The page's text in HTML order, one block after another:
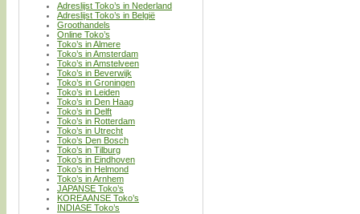
Adreslijst Toko’s in Nederland
Adreslijst Toko’s in België
Groothandels
Online Toko’s
Toko’s in Almere
Toko’s in Amsterdam
Toko’s in Amstelveen
Toko’s in Beverwijk
Toko’s in Groningen
Toko’s in Leiden
Toko’s in Den Haag
Toko’s in Delft
Toko’s in Rotterdam
Toko’s in Utrecht
Toko’s Den Bosch
Toko’s in Tilburg
Toko’s in Eindhoven
Toko’s in Helmond
Toko’s in Arnhem
JAPANSE Toko’s
KOREAANSE Toko’s
INDIASE Toko’s